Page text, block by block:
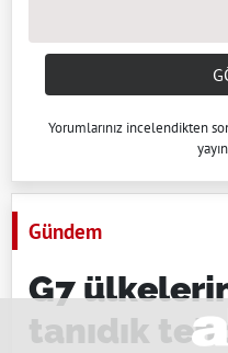
Yorumlarınız incelendikten
Gündem
G7
tanıdık